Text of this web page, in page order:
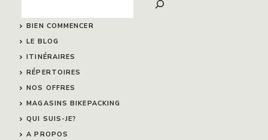
BIEN COMMENCER
LE BLOG
ITINÉRAIRES
RÉPERTOIRES
NOS OFFRES
MAGASINS BIKEPACKING
QUI SUIS-JE?
A PROPOS